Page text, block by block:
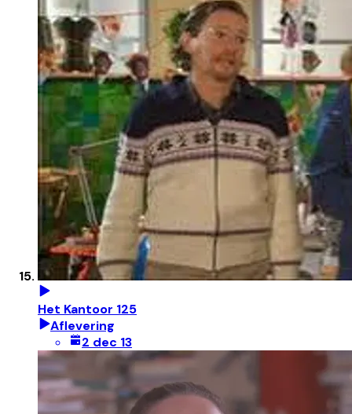
Het Kantoor 125
Aflevering
2 dec 13